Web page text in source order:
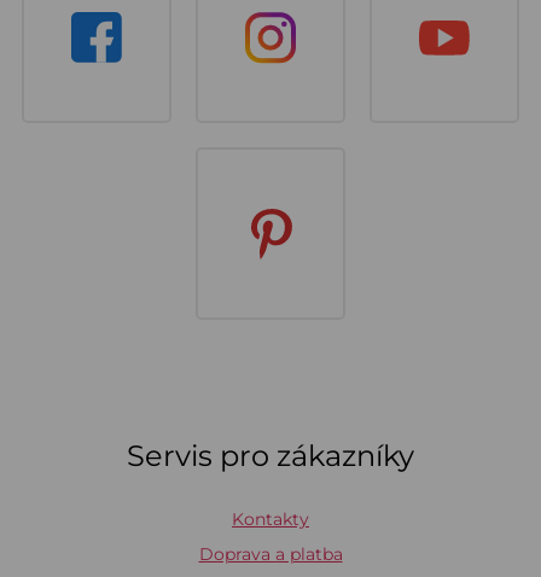
Servis pro zákazníky
Kontakty
Doprava a platba